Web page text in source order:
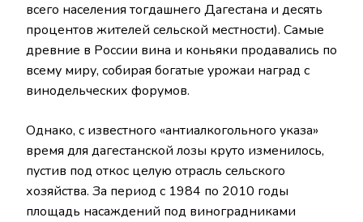
всего населения тогдашнего Дагестана и десять
процентов жителей сельской местности). Самые
древние в России вина и коньяки продавались по
всему миру, собирая богатые урожаи наград с
винодельческих форумов.
Однако, с известного «антиалкогольного указа»
время для дагестанской лозы круто изменилось,
пустив под откос целую отрасль сельского
хозяйства. За период с 1984 по 2010 годы
площадь насаждений под виноградниками